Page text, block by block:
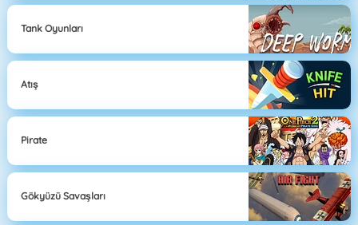
Tank Oyunları
Atış
Pirate
Gökyüzü Savaşları